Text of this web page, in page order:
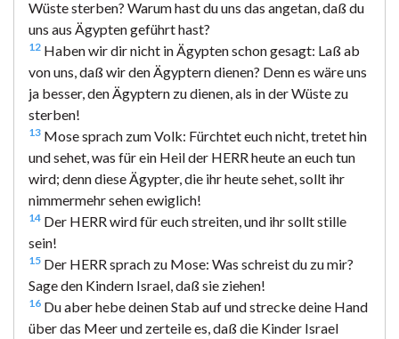
Wüste sterben? Warum hast du uns das angetan, daß du
uns aus Ägypten geführt hast?
12 Haben wir dir nicht in Ägypten schon gesagt: Laß ab
von uns, daß wir den Ägyptern dienen? Denn es wäre uns
ja besser, den Ägyptern zu dienen, als in der Wüste zu
sterben!
13 Mose sprach zum Volk: Fürchtet euch nicht, tretet hin
und sehet, was für ein Heil der HERR heute an euch tun
wird; denn diese Ägypter, die ihr heute sehet, sollt ihr
nimmermehr sehen ewiglich!
14 Der HERR wird für euch streiten, und ihr sollt stille
sein!
15 Der HERR sprach zu Mose: Was schreist du zu mir?
Sage den Kindern Israel, daß sie ziehen!
16 Du aber hebe deinen Stab auf und strecke deine Hand
über das Meer und zerteile es, daß die Kinder Israel